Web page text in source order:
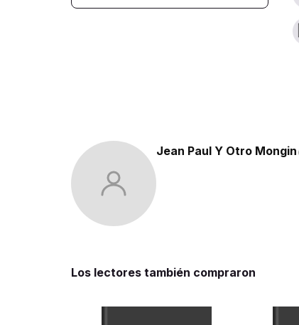
Jean Paul Y Otro Mongin
Los lectores también compraron